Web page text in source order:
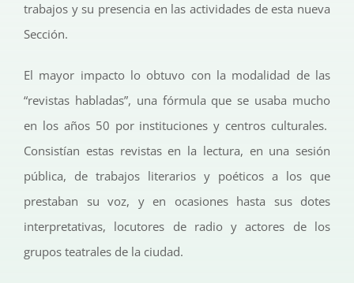
trabajos y su presencia en las actividades de esta nueva
Sección.
El mayor impacto lo obtuvo con la modalidad de las
“revistas habladas”, una fórmula que se usaba mucho
en los años 50 por instituciones y centros culturales.
Consistían estas revistas en la lectura, en una sesión
pública, de trabajos literarios y poéticos a los que
prestaban su voz, y en ocasiones hasta sus dotes
interpretativas, locutores de radio y actores de los
grupos teatrales de la ciudad.